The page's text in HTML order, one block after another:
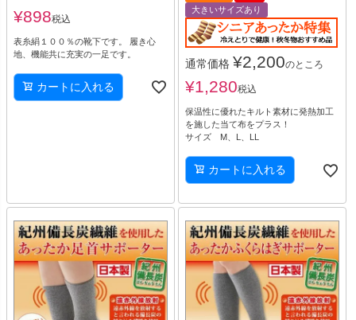
¥898税込
表糸絹１００％の靴下です。 履き心
地、機能共に充実の一足です。
カートに入れる
大きいサイズあり
通常価格 ¥2,200のところ
¥1,280税込
保温性に優れたキルト素材に発熱加工
を施した当て布をプラス！
サイズ M、L、LL
カートに入れる